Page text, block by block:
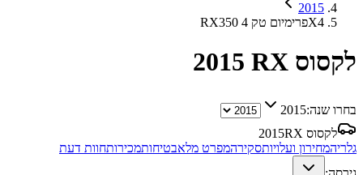
2015
RX350 פרימיום טק 4X4
לקסוס RX 2015
בחרו שנה:2015
לקסוס RX
2015
גלריהמחירון ועלויותסקירהמפרט מלאבטיחותמכירותחוות דעת